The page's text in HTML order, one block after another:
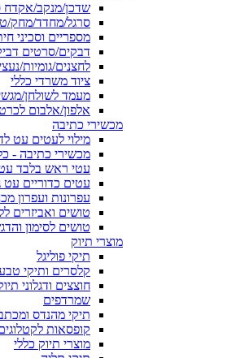
שדכן/מנקב/אקדח
סרגל/מחדד/מחק/
מספריים וסכיני
דבקים/סרטים
לחצנים/גומיות/
ציוד משרדי כללי
מעמד לשולחן/
אלפון/אלבום
מכשירי כתיבה
מילוי לעטים עט
מכשירי כתיבה -
עטי ראש בלבד
עטים כדוריים עט
עפרונות ועפרון
טושים ואביזרים
טושים לסימון
מוצרי תיוק
תיקי פוליגל
קלסרים ותיקי
חוצצים ודגלוני
שמרדפים
תיקי מהנדס
קופסאות
מוצרי תיוק כללי